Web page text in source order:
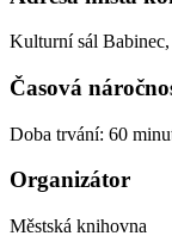
Kulturní sál
Časová
Doba trvání: 60
Organizátor
Městská knihovna